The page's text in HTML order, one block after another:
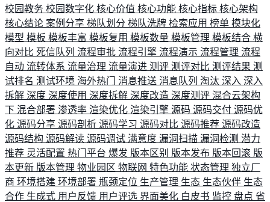
校园教务 校园数字化 核心价值 核心功能 核心指标 核心架构
核心结论 案例分享 梯队划分 梯队洗牌 检索应用 榜单 模块化
模型 模板 模板丰富 模板复用 模板数量 模板管理 模板结合 横
向对比 死信队列 流程审批 流程引擎 流程演示 流程管理 流程
自动 流转体系 流量治理 流量演进 测评 测评对比 测评结果 测
试排名 测试环境 海外热门 消息推送 消息队列 淘汰 深入 深入
拆解 深度 深度使用 深度拆解 深度改造 深度测评 混合云架构
下 混合部署 渗透率 渲染优化 渲染引擎 源码 源码交付 源码优
化 源码分享 源码剖析 源码学习 源码对比 源码推荐 源码改造
源码结构 源码解读 源码调试 满意度 漏洞扫描 漏洞检测 潜力
推荐 灵活配置 热门平台 爆发 版本区别 版本发布 版本回滚 版
本更新 版本管理 物业园区 物联网 特色功能 状态管理 独立厂
商 环境搭建 环境部署 瓶颈定位 生产管理 生态 生态伙伴 生态
合作 生成式 用户反馈 用户评选 界面美化 白皮书 监控 盘点 省